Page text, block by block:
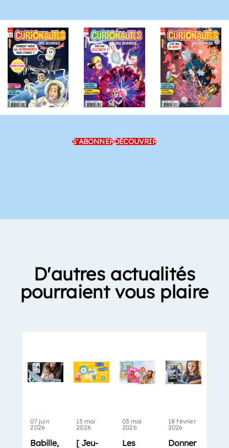
S'ABONNERDÉCOUVRIR
D'autres actualités
pourraient vous plaire
07 juin
2026
Babille,
13 mai
2026
[ Jeu-
03 mai
2026
Les
18 février
2026
Donner